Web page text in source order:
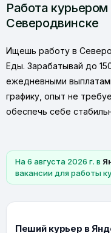
Работа
Северодвинске
Ищешь работу в
Еды. Зарабатывай до
ежедневными
графику, опыт не
обеспечь себе
На 6 августа 2026 г. в
вакансии для работы
Пеший курьер в